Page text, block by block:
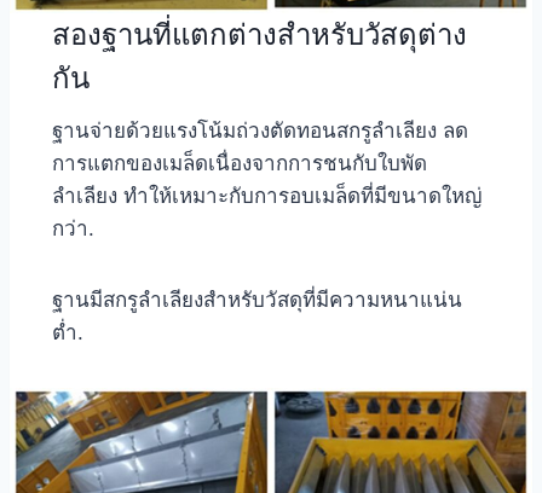
สองฐานที่แตกต่างสำหรับวัสดุต่าง
กัน
ฐานจ่ายด้วยแรงโน้มถ่วงตัดทอนสกรูลำเลียง ลด
การแตกของเมล็ดเนื่องจากการชนกับใบพัด
ลำเลียง ทำให้เหมาะกับการอบเมล็ดที่มีขนาดใหญ่
กว่า.
ฐานมีสกรูลำเลียงสำหรับวัสดุที่มีความหนาแน่น
ต่ำ.